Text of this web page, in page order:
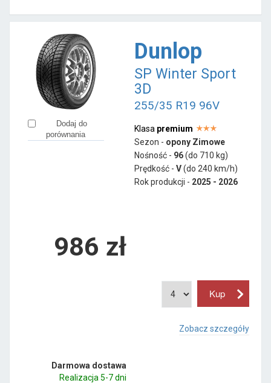
Dodaj do
porównania
Dunlop
SP Winter Sport
3D
255/35 R19 96V
Klasa premium
Sezon - opony Zimowe
Nośność - 96(do 710 kg)
Prędkość - V(do 240 km/h)
Rok produkcji - 2025 - 2026
986 zł
Zobacz szczegóły
Darmowa dostawa
Realizacja 5-7 dni